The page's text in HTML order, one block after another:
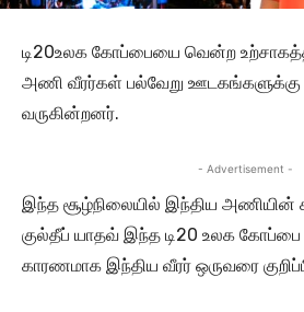
டி20உலக கோப்பையை வென்ற
அணி வீரர்கள் பல்வேறு ஊடகங்களுக்கு
வருகின்றனர்.
- Advertisement -
இந்த சூழ்நிலையில் இந்திய அணியின்
குல்தீப் யாதவ் இந்த டி20 உலக கோப்பை
காரணமாக இந்திய வீரர் ஒருவரை